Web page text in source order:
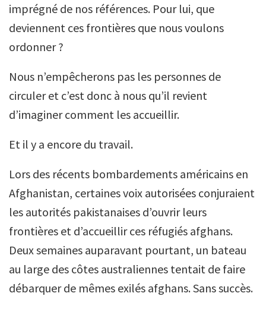
imprégné de nos références. Pour lui, que
deviennent ces frontières que nous voulons
ordonner ?
Nous n’empêcherons pas les personnes de
circuler et c’est donc à nous qu’il revient
d’imaginer comment les accueillir.
Et il y a encore du travail.
Lors des récents bombardements américains en
Afghanistan, certaines voix autorisées conjuraient
les autorités pakistanaises d’ouvrir leurs
frontières et d’accueillir ces réfugiés afghans.
Deux semaines auparavant pourtant, un bateau
au large des côtes australiennes tentait de faire
débarquer de mêmes exilés afghans. Sans succès.